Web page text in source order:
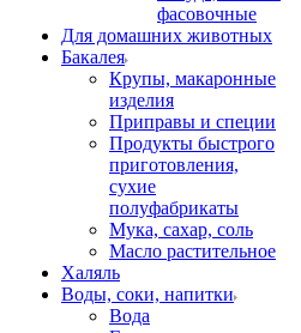
фасовочные
Для домашних животных
Бакалея
Крупы, макаронные
изделия
Приправы и специи
Продукты быстрого
приготовления,
сухие
полуфабрикаты
Мука, сахар, соль
Масло растительное
Халяль
Воды, соки, напитки
Вода